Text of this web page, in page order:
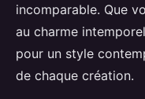
incomparable. Que
au charme
pour un style
de chaque création.